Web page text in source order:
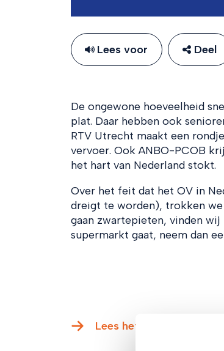
Lees voor Deel
De ongewone hoeveelheid
plat. Daar hebben ook
RTV Utrecht maakt een
vervoer. Ook ANBO-PCOB
het hart van Nederland stokt.
Over het feit dat het OV in
dreigt te worden), trokken we
gaan zwartepieten, vinden
supermarkt gaat, neem dan
Lees het hele artikel op